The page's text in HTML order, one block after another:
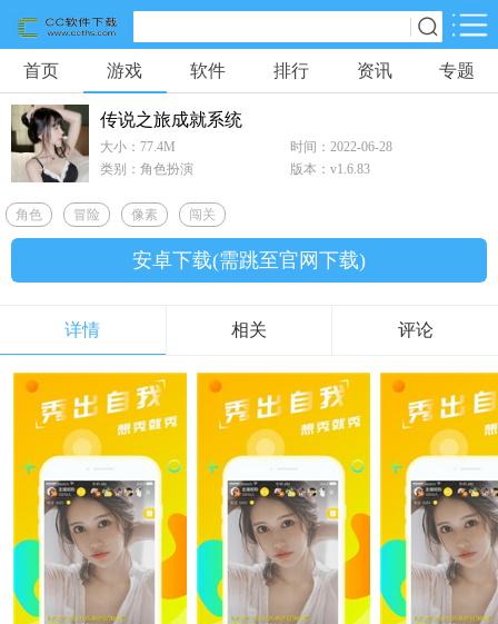
网游分类 软件分类
休闲益智
904款游戏
冒险解密
动作射击
2款游戏
321款游戏
301款游戏
871款游戏
赛车竞速
0款游戏
首页 游戏 软件 排行 资讯 专题
传说之旅成就系统
大小：77.4M
时间：2022-06-28
类别：角色扮演
版本：v1.6.83
角色 冒险 像素 闯关
安卓下载(需跳至官网下载)
详情 相关 评论